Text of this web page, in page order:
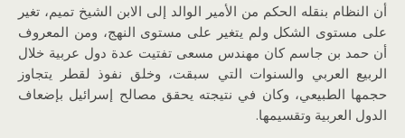
أن النظام بنقله الحكم من الأمير الوالد إلى الابن الشيخ تميم، تغير
على مستوى الشكل ولم يتغير على مستوى النهج، ومن المعروف
أن حمد بن جاسم كان مهندس مسعى تفتيت عدة دول عربية خلال
الربيع العربي والسنوات التي سبقت، وخلق نفوذ لقطر يتجاوز
حجمها الطبيعي، وكان في نتيجته يحقق مصالح إسرائيل بإضعاف
الدول العربية وتقسيمها.